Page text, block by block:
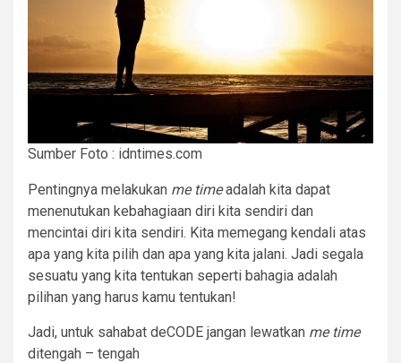
Sumber Foto : idntimes.com
Pentingnya melakukan me timeadalah kita dapat
menenutukan kebahagiaan diri kita sendiri dan
mencintai diri kita sendiri. Kita memegang kendali atas
apa yang kita pilih dan apa yang kita jalani. Jadi segala
sesuatu yang kita tentukan seperti bahagia adalah
pilihan yang harus kamu tentukan!
Jadi, untuk sahabat deCODE jangan lewatkan me time
ditengah – tengah